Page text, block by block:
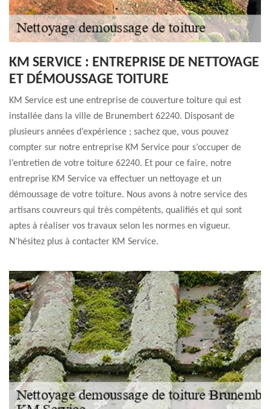
KM SERVICE : ENTREPRISE DE NETTOYAGE
ET DÉMOUSSAGE TOITURE
KM Service est une entreprise de couverture toiture qui est
installée dans la ville de Brunembert 62240. Disposant de
plusieurs années d’expérience ; sachez que, vous pouvez
compter sur notre entreprise KM Service pour s’occuper de
l’entretien de votre toiture 62240. Et pour ce faire, notre
entreprise KM Service va effectuer un nettoyage et un
démoussage de votre toiture. Nous avons à notre service des
artisans couvreurs qui très compétents, qualifiés et qui sont
aptes à réaliser vos travaux selon les normes en vigueur.
N’hésitez plus à contacter KM Service.